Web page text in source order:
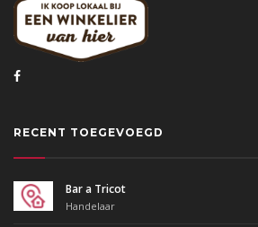
RECENT TOEGEVOEGD
Bar a Tricot
Handelaar